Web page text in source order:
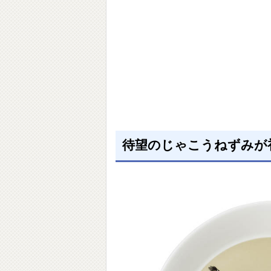
待望のじゃこうねずみが